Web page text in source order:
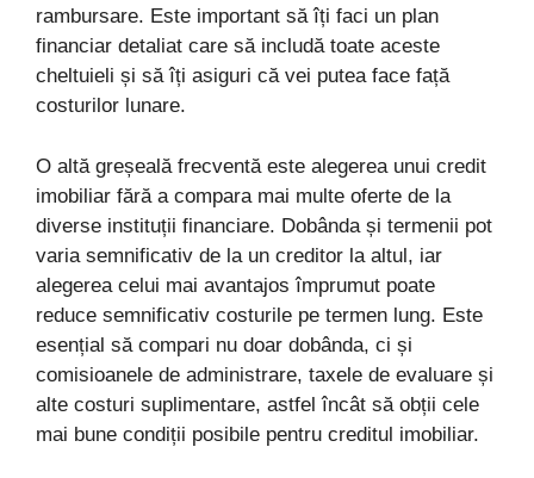
rambursare. Este important să îți faci un plan
financiar detaliat care să includă toate aceste
cheltuieli și să îți asiguri că vei putea face față
costurilor lunare.
O altă greșeală frecventă este alegerea unui credit
imobiliar fără a compara mai multe oferte de la
diverse instituții financiare. Dobânda și termenii pot
varia semnificativ de la un creditor la altul, iar
alegerea celui mai avantajos împrumut poate
reduce semnificativ costurile pe termen lung. Este
esențial să compari nu doar dobânda, ci și
comisioanele de administrare, taxele de evaluare și
alte costuri suplimentare, astfel încât să obții cele
mai bune condiții posibile pentru creditul imobiliar.